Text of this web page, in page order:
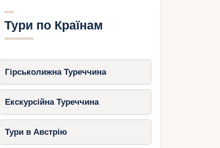
Тури по Країнам
Гірськолижна Туреччина
Екскурсійна Туреччина
Тури в Австрію